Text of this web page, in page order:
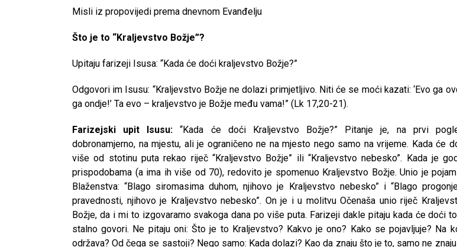
Misli iz propovijedi prema dnevnom Evanđelju
Što je to “Kraljevstvo Božje”?
Upitaju farizeji Isusa: “Kada će doći kraljevstvo Božje?”
Odgovori im Isusu: “Kraljevstvo Božje ne dolazi primjetljivo. Niti će se moći kazati: ‘Evo ga
ga ondje!’ Ta evo – kraljevstvo je Božje među vama!” (Lk 17,20-21).
Farizejski upit Isusu:“Kada će doći Kraljevstvo Božje?” Pitanje je, na prvi
dobronamjerno, na mjestu, ali je ograničeno ne na mjesto nego samo na vrijeme. Kada će
više od stotinu puta rekao riječ “Kraljevstvo Božje” ili “Kraljevstvo nebesko”. Kada je
prispodobama (a ima ih više od 70), redovito je spomenuo Kraljevstvo Božje. Unio je
Blaženstva: “Blago siromasima duhom, njihovo je Kraljevstvo nebesko” i “Blago
pravednosti, njihovo je Kraljevstvo nebesko”. On je i u molitvu Očenaša unio riječ
Božje, da i mi to izgovaramo svakoga dana po više puta. Farizeji dakle pitaju kada će doći
stalno govori. Ne pitaju oni: Što je to Kraljevstvo? Kakvo je ono? Kako se pojavljuje? Na
održava? Od čega se sastoji? Nego samo: Kada dolazi? Kao da znaju što je to, samo ne
CNAK
Kad se nasilje pretvara u optužnicu
CNAK
Smrtovdan nadbiskupa Petra Čule